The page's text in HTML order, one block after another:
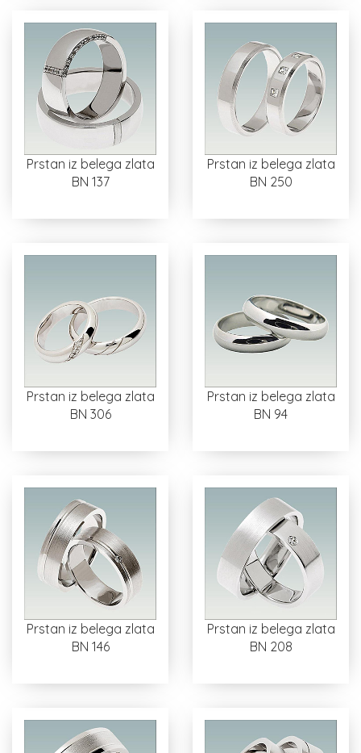
Prstan iz belega zlata
BN 137
Prstan iz belega zlata
BN 250
Prstan iz belega zlata
BN 306
Prstan iz belega zlata
BN 94
Prstan iz belega zlata
BN 146
Prstan iz belega zlata
BN 208